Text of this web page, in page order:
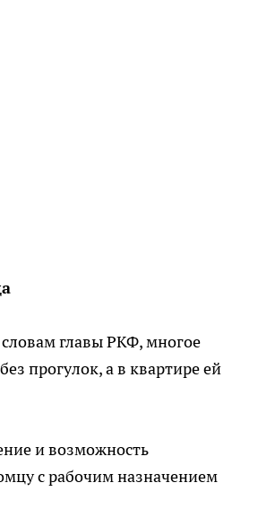
главы РКФ, многое
прогулок, а в квартире ей
и возможность
с рабочим назначением